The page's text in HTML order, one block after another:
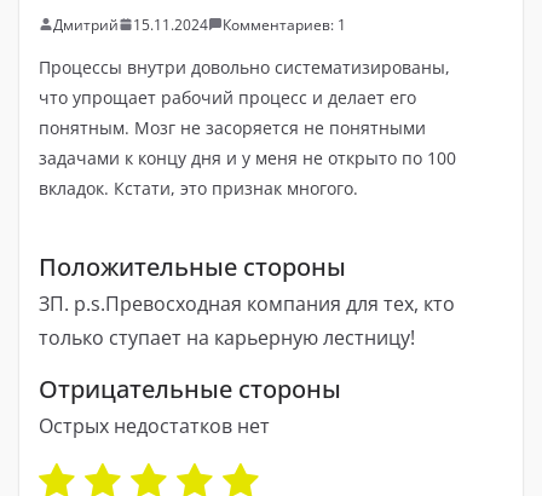
Дмитрий 15.11.2024 Комментариев: 1
Процессы внутри довольно систематизированы,
что упрощает рабочий процесс и делает его
понятным. Мозг не засоряется не понятными
задачами к концу дня и у меня не открыто по 100
вкладок. Кстати, это признак многого.
Положительные стороны
ЗП. p.s.Превосходная компания для тех, кто
только ступает на карьерную лестницу!
Отрицательные стороны
Острых недостатков нет